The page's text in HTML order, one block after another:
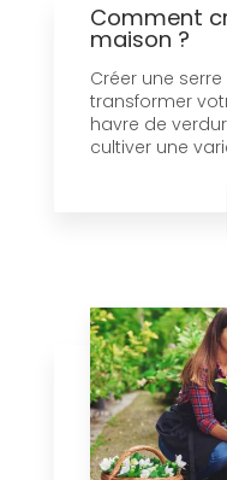
Comment
maison ?
Créer une
transformer
havre de
cultiver une